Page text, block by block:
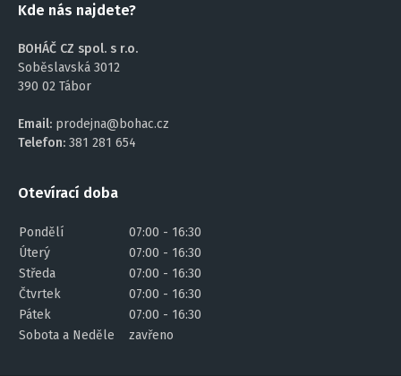
Kde nás najdete?
BOHÁČ CZ spol. s r.o.
Soběslavská 3012
390 02 Tábor
Email: prodejna@bohac.cz
Telefon: 381 281 654
Otevírací doba
Pondělí
07:00 - 16:30
Úterý
07:00 - 16:30
Středa
07:00 - 16:30
Čtvrtek
07:00 - 16:30
Pátek
07:00 - 16:30
Sobota a Neděle
zavřeno